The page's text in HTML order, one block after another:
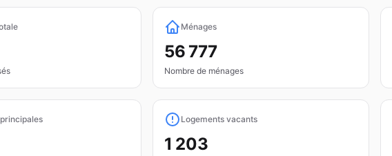
Ménages
56 777
Nombre de ménages
Logements vacants
1 203